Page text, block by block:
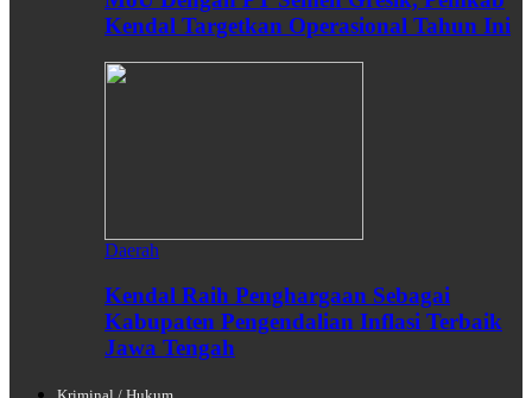
Kendal Targetkan Operasional Tahun Ini
Daerah
Kendal Raih Penghargaan Sebagai
Kabupaten Pengendalian Inflasi Terbaik
Jawa Tengah